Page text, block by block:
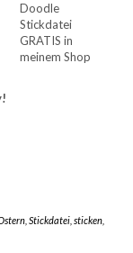
Doodle
Stickdatei
GRATIS in
meinem Shop
, Stickdatei, sticken,